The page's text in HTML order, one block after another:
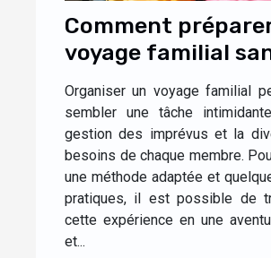
Comment
voyage familial
stress ?
Organiser un voyage familial
sembler une tâche
gestion des imprévus et la
besoins de chaque membre.
une méthode adaptée et
pratiques, il est possible de
cette expérience en une
et...